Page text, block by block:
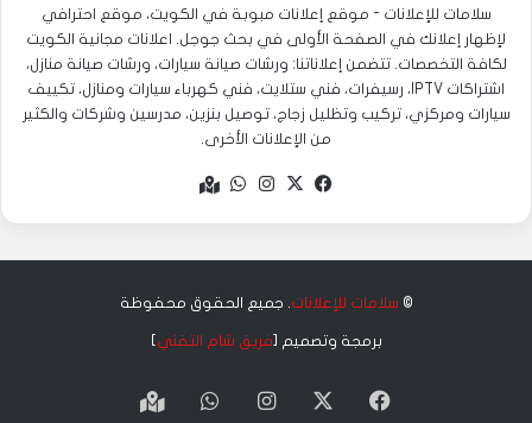
سلامات للإعلانات - موقع إعلانات مبوبة في الكويت، موقع احترافي
لإظهار إعلانك في الصفحة الأولى في بحث جوجل. اعلانات مجانية الكويت
لكافة التخصصات. تتضمن إعلاناتنا: ورشات صيانة سيارات، ورشات صيانة منازل،
اشتراكات IPTV، رسيفرات، فني ستلايت، فني كهرباء سيارات ومنازل، تكييف
سيارات ومركزي، تركيب وتظليل زجاج، توصيل بنزين، مدرسين وشركات والكثير
من الإعلانات الأخرى.
فيسبوك
‫X انستقرام
واتساب
© سلامات للإعلانات. جميع الحقوق محفوظة
برمجة وتصميم [فريق شام التقني]
فيسبوك انستقرامواتسابGoogle